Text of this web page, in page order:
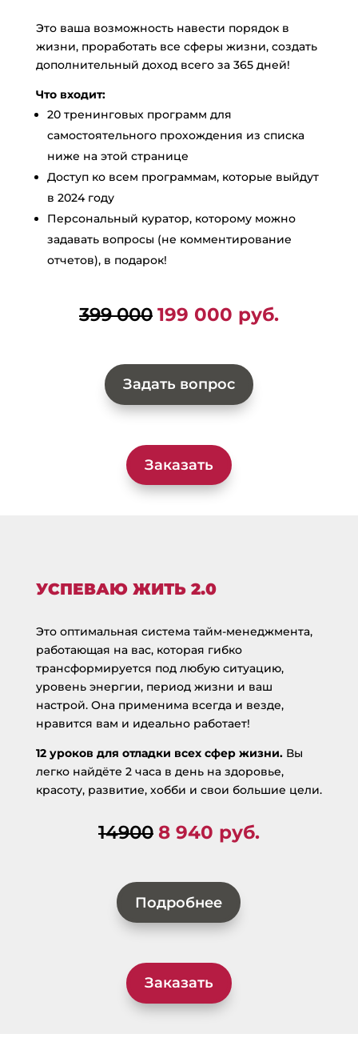
Это ваша возможность навести порядок в
жизни, проработать все сферы жизни, создать
дополнительный доход всего за 365 дней!
Что входит:
20 тренинговых программ для
самостоятельного прохождения из списка
ниже на этой странице
Доступ ко всем программам, которые выйдут
в 2024 году
Персональный куратор, которому можно
задавать вопросы (не комментирование
отчетов), в подарок!
399 000 199 000 руб.
Задать вопрос
Заказать
УСПЕВАЮ ЖИТЬ 2.0
Это оптимальная система тайм-менеджмента,
работающая на вас, которая гибко
трансформируется под любую ситуацию,
уровень энергии, период жизни и ваш
настрой. Она применима всегда и везде,
нравится вам и идеально работает!
12 уроков для отладки всех сфер жизни.Вы
легко найдёте 2 часа в день на здоровье,
красоту, развитие, хобби и свои большие цели.
14900 8 940 руб.
Подробнее
Заказать